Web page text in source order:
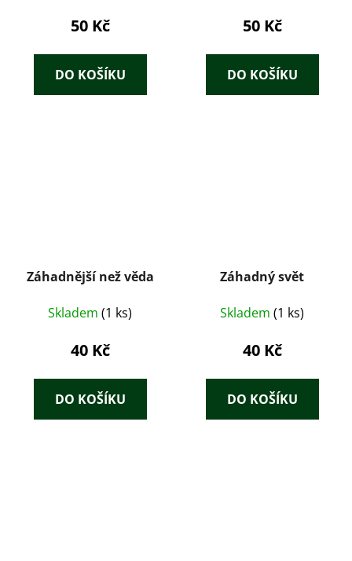
50 Kč
DO KOŠÍKU
zdravá výživa, léčivé
50 Kč
DO KOŠÍKU
Záhadnější než věda
Skladem (1 ks)
40 Kč
DO KOŠÍKU
Záhadný svět
Skladem (1 ks)
40 Kč
DO KOŠÍKU